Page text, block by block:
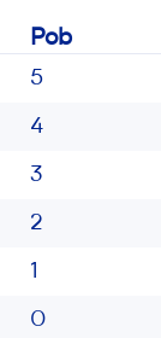
Pob
5
4
3
2
1
0